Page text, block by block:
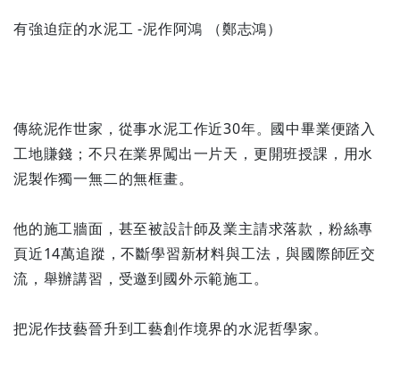
有強迫症的水泥工 -泥作阿鴻 （鄭志鴻）
傳統泥作世家，從事水泥工作近30年。國中畢業便踏入
工地賺錢；不只在業界闖出一片天，更開班授課，用水
泥製作獨一無二的無框畫。
他的施工牆面，甚至被設計師及業主請求落款，粉絲專
頁近14萬追蹤，不斷學習新材料與工法，與國際師匠交
流，舉辦講習，受邀到國外示範施工。
把泥作技藝晉升到工藝創作境界的水泥哲學家。